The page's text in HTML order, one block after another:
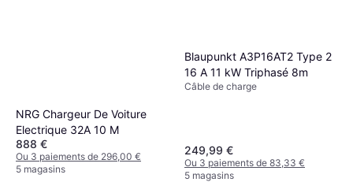
NRG Chargeur De Voiture
Electrique 32A 10 M
888 €
Ou 3 paiements de 296,00 €
5 magasins
Blaupunkt A3P16AT2 Type 2
16 A 11 kW Triphasé 8m
Câble de charge
249,99 €
Ou 3 paiements de 83,33 €
5 magasins